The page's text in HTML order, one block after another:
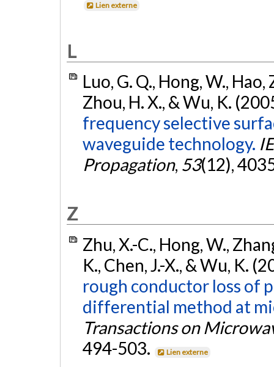
Lien externe
L
Luo, G. Q., Hong, W., Hao,
Zhou, H. X., & Wu, K.
frequency selective
waveguide technology.
Propagation, 53(12),
Z
Zhu, X.-C., Hong, W.,
K., Chen, J.-X., & Wu, K.
rough conductor loss of
differential method at
Transactions on
494-503.
Lien externe